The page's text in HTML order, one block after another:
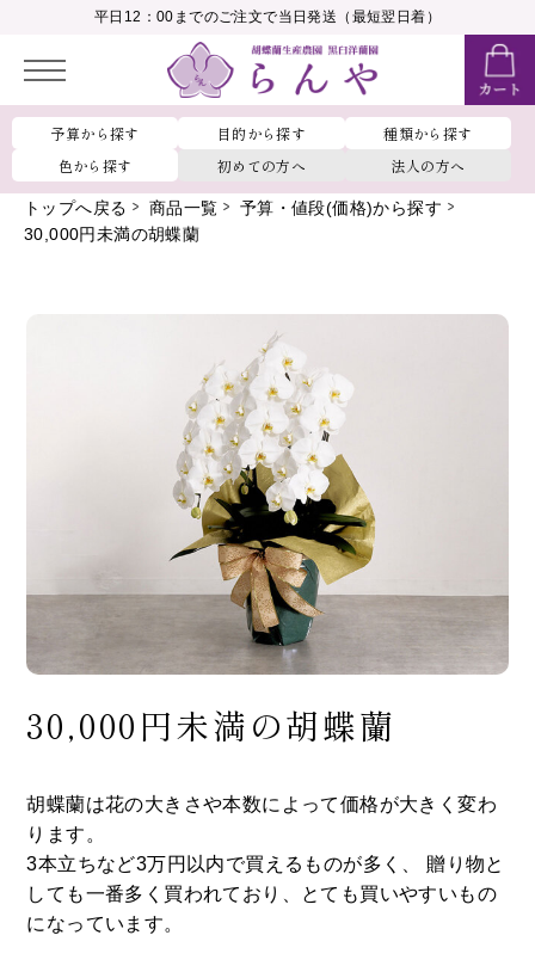
平日12：00までのご注文で当日発送（最短翌日着）
予算から探す 目的から探す
種類から探す
色から探す
初めての方へ 法人の方へ
会員ランク：__MEMBER_RANK_NAME__
トップへ戻る 商品一覧
予算・値段(価格)から探す
30,000円未満の胡蝶蘭
30,000円未満の胡蝶蘭
胡蝶蘭は花の大きさや本数によって価格が大きく変わ
ります。
3本立ちなど3万円以内で買えるものが多く、 贈り物と
しても一番多く買われており、とても買いやすいもの
になっています。